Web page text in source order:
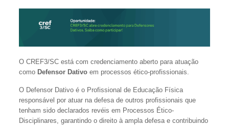
O CREF3/SC está com credenciamento aberto para atuação
como Defensor Dativo em processos ético-profissionais.
O Defensor Dativo é o Profissional de Educação Física
responsável por atuar na defesa de outros profissionais que
tenham sido declarados revéis em Processos Ético-
Disciplinares, garantindo o direito à ampla defesa e contribuindo